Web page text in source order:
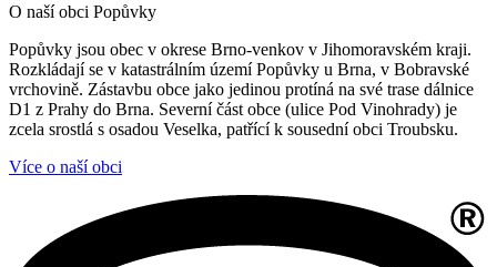
O naší obci Popůvky
Popůvky jsou obec v okrese Brno-venkov v Jihomoravském kraji.
Rozkládají se v katastrálním území Popůvky u Brna, v Bobravské
vrchovině. Zástavbu obce jako jedinou protíná na své trase dálnice
D1 z Prahy do Brna. Severní část obce (ulice Pod Vinohrady) je
zcela srostlá s osadou Veselka, patřící k sousední obci Troubsku.
Více o naší obci